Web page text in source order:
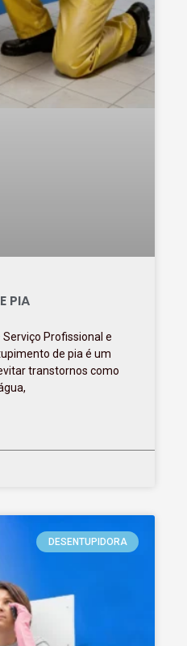
PIA
Profissional e
de pia é um
transtornos como
DESENTUPIDORA